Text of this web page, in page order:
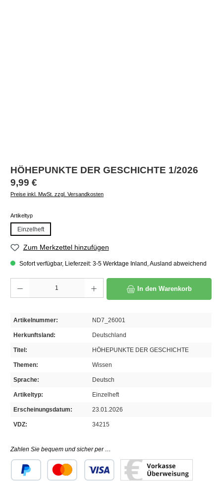
HÖHEPUNKTE DER GESCHICHTE 1/2026
Regulärer Preis:
9,99 €
Preise inkl. MwSt. zzgl. Versandkosten
Artikeltypauswählen
Einzelheft
Zum Merkzettel hinzufügen
Sofort verfügbar, Lieferzeit: 3-5 Werktage Inland, Ausland abweichend
In den Warenkorb
Artikelnummer: ND7_26001
Herkunftsland: Deutschland
Titel: HÖHEPUNKTE DER GESCHICHTE
Themen: Wissen
Sprache: Deutsch
Artikeltyp: Einzelheft
Erscheinungsdatum: 23.01.2026
VDZ: 34215
Zahlen Sie bequem und sicher per …